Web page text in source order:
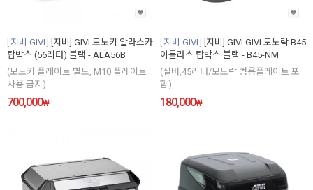
지비 GIVI
[지비] GIVI 모노키 알라스카
탑박스 (56리터) 블랙 - ALA56B
(모노키 플레이트 별도, M10 플레이트
사용 금지)
700,000₩
지비 GIVI
[지비] GIVI GIVI 모노락 B45
아틀라스 탑박스 블랙 - B45-NM
(실버,45리터/모노락 범용플레이트 포
함)
180,000₩